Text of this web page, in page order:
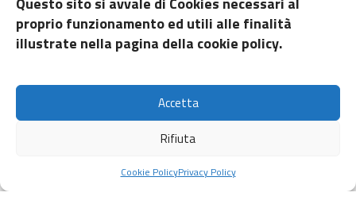
proprio funzionamento ed utili alle finalità
illustrate nella pagina della cookie policy.
Accetta
Rifiuta
Cookie PolicyPrivacy Policy
della Provincia di Alessandria
Indirizzo email per feedback accessibilità
– Realizzazione